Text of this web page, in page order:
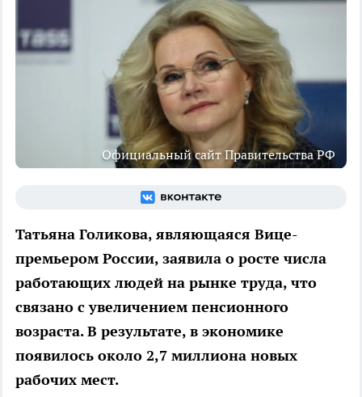
Официальный сайт Правительства РФ
Татьяна Голикова, являющаяся Вице-
премьером России, заявила о росте числа
работающих людей на рынке труда, что
связано с увеличением пенсионного
возраста. В результате, в экономике
появилось около 2,7 миллиона новых
рабочих мест.